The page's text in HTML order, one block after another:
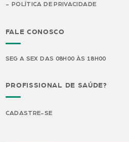
POLÍTICA DE PRIVACIDADE
FALE CONOSCO
SEG A SEX DAS 08H00 ÀS 18H00
PROFISSIONAL DE SAÚDE?
CADASTRE-SE